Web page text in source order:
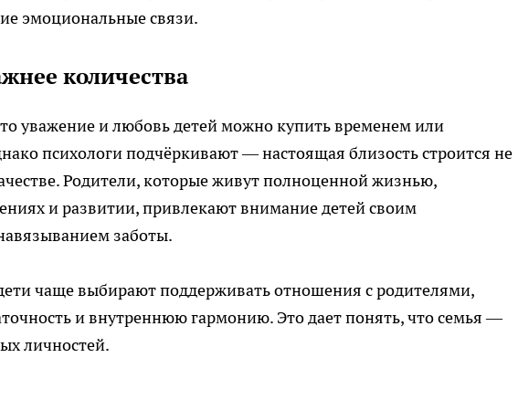
эмоциональные связи.
количества
уважение и любовь детей можно купить временем или
психологи подчёркивают — настоящая близость строится не
Родители, которые живут полноценной жизнью,
и развитии, привлекают внимание детей своим
заботы.
чаще выбирают поддерживать отношения с родителями,
и внутреннюю гармонию. Это дает понять, что семья —
личностей.